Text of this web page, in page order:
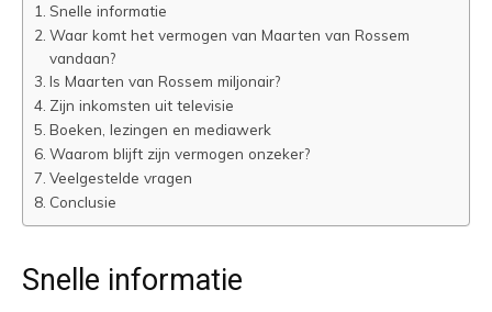
Snelle informatie
Waar komt het vermogen van Maarten van Rossem
vandaan?
Is Maarten van Rossem miljonair?
Zijn inkomsten uit televisie
Boeken, lezingen en mediawerk
Waarom blijft zijn vermogen onzeker?
Veelgestelde vragen
Conclusie
Snelle informatie